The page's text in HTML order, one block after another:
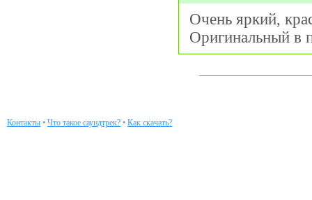
Очень яркий,
Оригинальный в
Контакты • Что такое саундтрек? • Как скачать?